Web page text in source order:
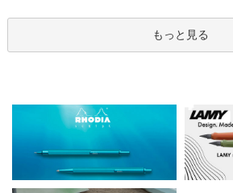
もっと見る